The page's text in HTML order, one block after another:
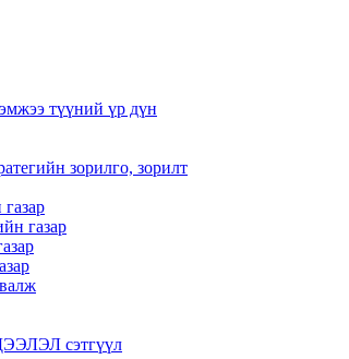
түүний үр дүн
зорилго, зорилт
газар
сэтгүүл